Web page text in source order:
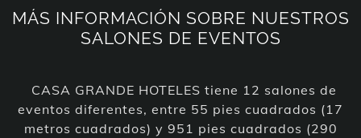
MÁS INFORMACIÓN SOBRE NUESTROS
SALONES DE EVENTOS
CASA GRANDE HOTELES tiene 12 salones de
eventos diferentes, entre 55 pies cuadrados (17
metros cuadrados) y 951 pies cuadrados (290